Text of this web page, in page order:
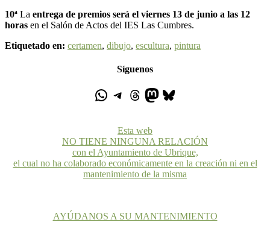
10ª La entrega de premios será el viernes 13 de junio a las 12
horas en el Salón de Actos del IES Las Cumbres.
Etiquetado en: certamen, dibujo, escultura, pintura
Síguenos
Esta web
NO TIENE NINGUNA RELACIÓN
con el Ayuntamiento de Ubrique,
el cual no ha colaborado económicamente en la creación ni en el
mantenimiento de la misma
AYÚDANOS A SU MANTENIMIENTO